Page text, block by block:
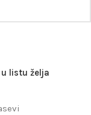
listu želja